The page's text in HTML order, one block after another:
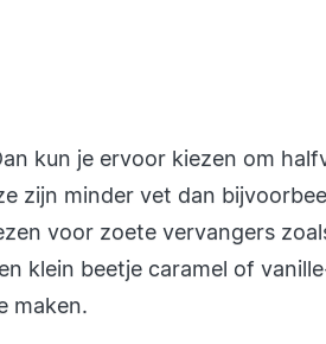
kun je ervoor kiezen om
zijn minder vet dan
voor zoete vervangers
klein beetje caramel of
maken.